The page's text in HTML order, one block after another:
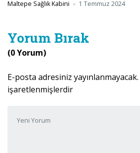
Maltepe Sağlık Kabini
1 Temmuz 2024
Yorum Bırak
(0 Yorum)
E-posta adresiniz yayınlanmayacak.
işaretlenmişlerdir